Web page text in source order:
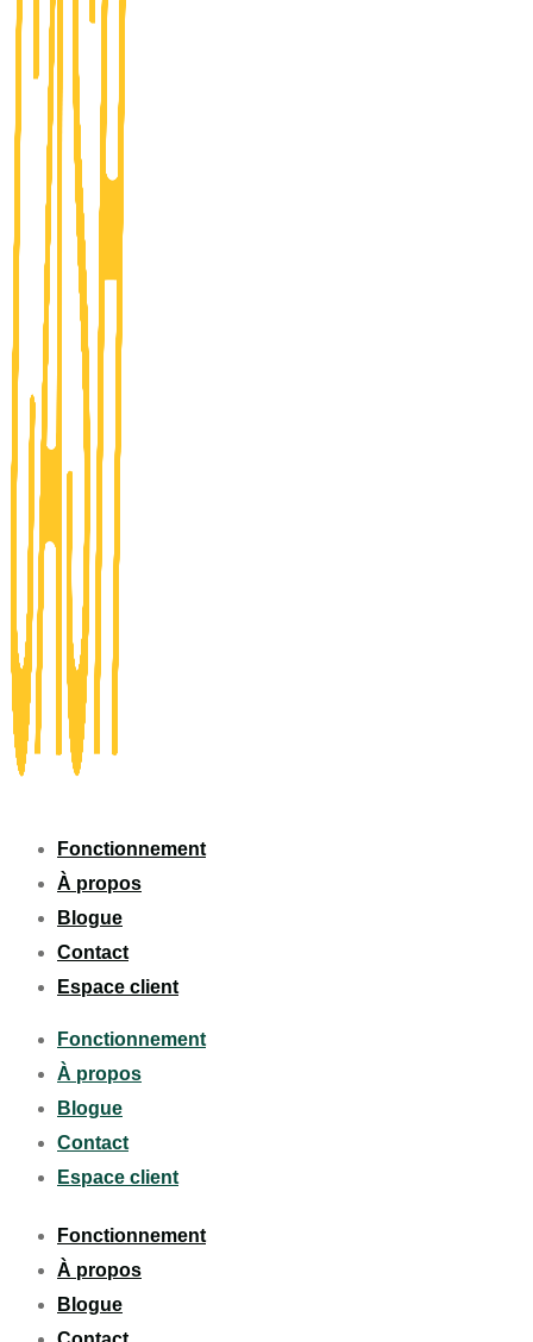
Fonctionnement
À propos
Blogue
Contact
Espace client
Fonctionnement
À propos
Blogue
Contact
Espace client
Fonctionnement
À propos
Blogue